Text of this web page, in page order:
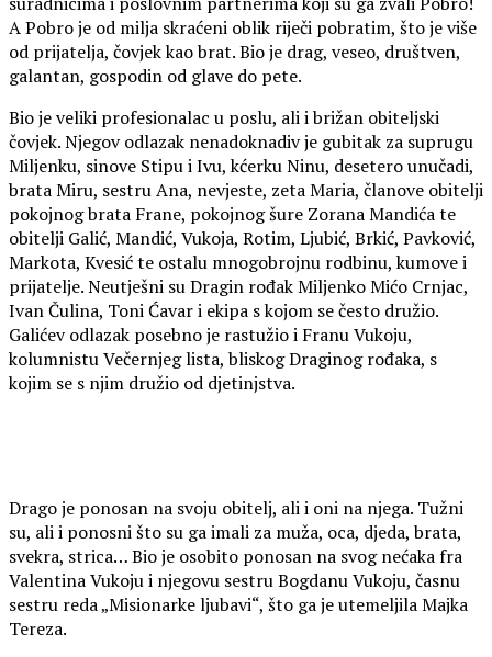
A Pobro je od milja skraćeni oblik riječi pobratim, što je više
od prijatelja, čovjek kao brat. Bio je drag, veseo, društven,
galantan, gospodin od glave do pete.
Bio je veliki profesionalac u poslu, ali i brižan obiteljski
čovjek. Njegov odlazak nenadoknadiv je gubitak za suprugu
Miljenku, sinove Stipu i Ivu, kćerku Ninu, desetero unučadi,
brata Miru, sestru Ana, nevjeste, zeta Maria, članove obitelji
pokojnog brata Frane, pokojnog šure Zorana Mandića te
obitelji Galić, Mandić, Vukoja, Rotim, Ljubić, Brkić, Pavković,
Markota, Kvesić te ostalu mnogobrojnu rodbinu, kumove i
prijatelje. Neutješni su Dragin rođak Miljenko Mićo Crnjac,
Ivan Čulina, Toni Ćavar i ekipa s kojom se često družio.
Galićev odlazak posebno je rastužio i Franu Vukoju,
kolumnistu Večernjeg lista, bliskog Draginog rođaka, s
kojim se s njim družio od djetinjstva.
Drago je ponosan na svoju obitelj, ali i oni na njega. Tužni
su, ali i ponosni što su ga imali za muža, oca, djeda, brata,
svekra, strica… Bio je osobito ponosan na svog nećaka fra
Valentina Vukoju i njegovu sestru Bogdanu Vukoju, časnu
sestru reda „Misionarke ljubavi“, što ga je utemeljila Majka
Tereza.